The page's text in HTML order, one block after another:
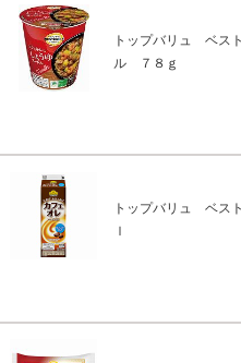
トップバリュ ベス
ル ７８ｇ
トップバリュ ベス
ｌ